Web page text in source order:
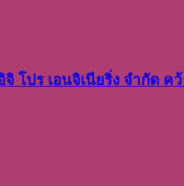
โปร​ เอน​จิเนีย​ริ่ง​ จำกัด